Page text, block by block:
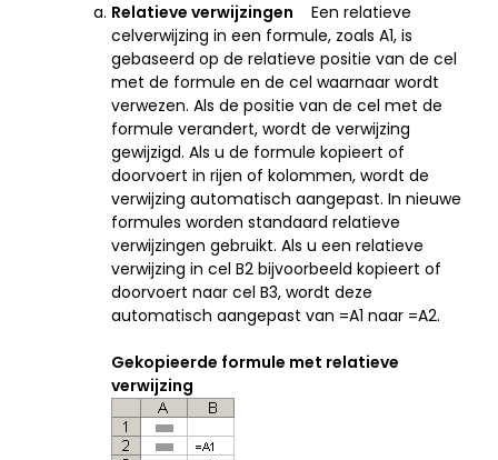
Relatieve verwijzingen Een relatieve
celverwijzing in een formule, zoals A1, is
gebaseerd op de relatieve positie van de cel
met de formule en de cel waarnaar wordt
verwezen. Als de positie van de cel met de
formule verandert, wordt de verwijzing
gewijzigd. Als u de formule kopieert of
doorvoert in rijen of kolommen, wordt de
verwijzing automatisch aangepast. In nieuwe
formules worden standaard relatieve
verwijzingen gebruikt. Als u een relatieve
verwijzing in cel B2 bijvoorbeeld kopieert of
doorvoert naar cel B3, wordt deze
automatisch aangepast van =A1 naar =A2.
Gekopieerde formule met relatieve
verwijzing